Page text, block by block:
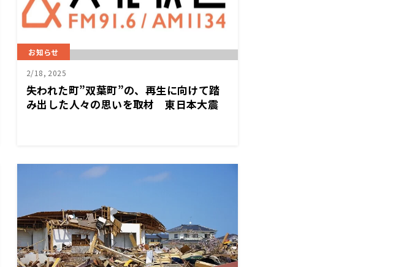
お知らせ
2/18, 2025
失われた町”双葉町”の、再生に向けて踏
み出した人々の思いを取材 東日本大震